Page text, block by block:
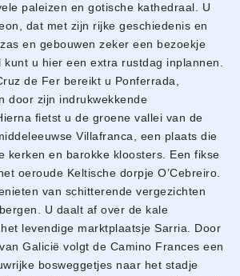
paleizen en gotische kathedraal. U
dat met zijn rijke geschiedenis en
en gebouwen zeker een bezoekje
u hier een extra rustdag inplannen.
de Fer bereikt u Ponferrada,
door zijn indrukwekkende
fietst u de groene vallei van de
Villafranca, een plaats die
kerken en barokke kloosters. Een fikse
oeroude Keltische dorpje O’Cebreiro.
van schitterende vergezichten
U daalt af over de kale
levendige marktplaatsje Sarria. Door
Galicië volgt de Camino Frances een
bosweggetjes naar het stadje